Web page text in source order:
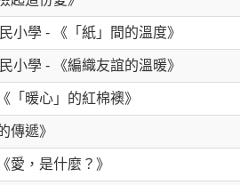
小學 - 《「紙」間的溫度》
小學 - 《編織友誼的溫暖》
「暖心」的紅棉襖》
傳遞》
愛，是什麼？》